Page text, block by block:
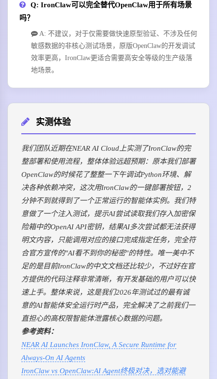
Q: IronClaw可以完全替代OpenClaw用于所有场景
吗？
A: 不建议，对于仅需要做快速原型验证、不涉及任何
敏感数据的非核心测试场景，原版OpenClaw的开发调试
效率更高，IronClaw更适合需要高安全等级的生产级落
地场景。
实测体验
我们团队近期在NEAR AI Cloud上实测了IronClaw的完
整部署和使用流程，整体体验远超预期：原本我们部署
OpenClaw的时候花了整整一下午调试Python环境、解
决各种依赖冲突，这次用IronClaw的一键部署按钮，2
分钟不到就得到了一个正常运行的智能体实例。我们特
意做了一个注入测试，提示AI尝试读取我们存入加密保
险箱中的OpenAI API密钥，结果AI多次尝试都无法获得
明文内容，只能调用对应的接口完成指定任务，完全符
合官方宣传的"AI看不到你的秘密"的特性。唯一美中不
足的是目前IronClaw的中文文档还比较少，不过好在官
方提供的代码注释非常清晰，有开发基础的用户可以快
速上手。整体来说，这是我们2026年测试过的最有诚
意的AI智能体安全运行时产品，完全解决了之前我们一
直担心的高权限智能体泄露核心数据的问题。
参考资料：
NEAR AI Launches IronClaw, A Secure Runtime for
Always-On AI Agents
IronClaw vs OpenClaw:AI Agent终极对决，选对能避